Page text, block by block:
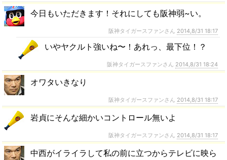
今日もいただきます！それにしても阪神弱~い。
阪神タイガースファンさん 2014,8/31 18:17
いやヤクルト強いね〜！あれっ、最下位！？
阪神タイガースファンさん 2014,8/31 18:24
オワタいきなり
阪神タイガースファンさん 2014,8/31 18:17
岩貞にそんな細かいコントロール無いよ
阪神タイガースファンさん 2014,8/31 18:17
中西がイライラして私の前に立つからテレビに映ら